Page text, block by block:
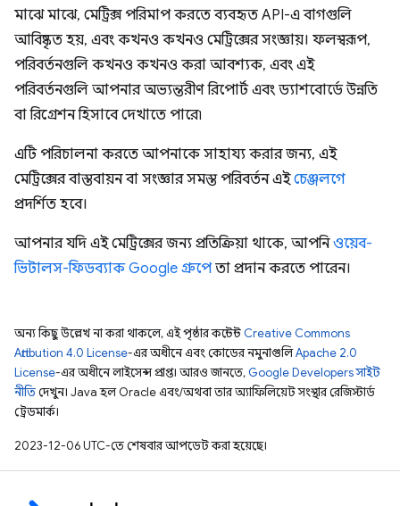
মাঝে মাঝে, মেট্রিক্স পরিমাপ করতে ব্যবহৃত API-এ বাগগুলি
আবিষ্কৃত হয়, এবং কখনও কখনও মেট্রিক্সের সংজ্ঞায়। ফলস্বরূপ,
পরিবর্তনগুলি কখনও কখনও করা আবশ্যক, এবং এই
পরিবর্তনগুলি আপনার অভ্যন্তরীণ রিপোর্ট এবং ড্যাশবোর্ডে উন্নতি
বা রিগ্রেশন হিসাবে দেখাতে পারে৷
এটি পরিচালনা করতে আপনাকে সাহায্য করার জন্য, এই
মেট্রিক্সের বাস্তবায়ন বা সংজ্ঞার সমস্ত পরিবর্তন এইচেঞ্জলগে
প্রদর্শিত হবে।
আপনার যদি এই মেট্রিক্সের জন্য প্রতিক্রিয়া থাকে, আপনিওয়েব-
ভিটালস-ফিডব্যাক Google গ্রুপেতা প্রদান করতে পারেন।
অন্য কিছু উল্লেখ না করা থাকলে, এই পৃষ্ঠার কন্টেন্ট Creative Commons
Attribution 4.0 License-এর অধীনে এবং কোডের নমুনাগুলিApache 2.0
License-এর অধীনে লাইসেন্স প্রাপ্ত। আরও জানতে, Google Developers সাইট
নীতিদেখুন। Java হল Oracle এবং/অথবা তার অ্যাফিলিয়েট সংস্থার রেজিস্টার্ড
ট্রেডমার্ক।
2023-12-06 UTC-তে শেষবার আপডেট করা হয়েছে।